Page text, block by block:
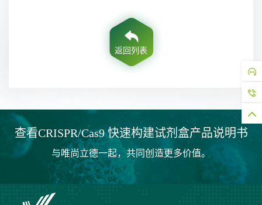
返回列表
查看CRISPR/Cas9 快速构建试剂盒产品说明书
与唯尚立德一起，共同创造更多价值。